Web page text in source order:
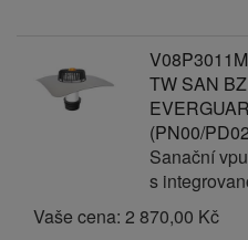
TW SAN
(PN00/
Sanační
s
Vaše cena: 2 870,00 Kč